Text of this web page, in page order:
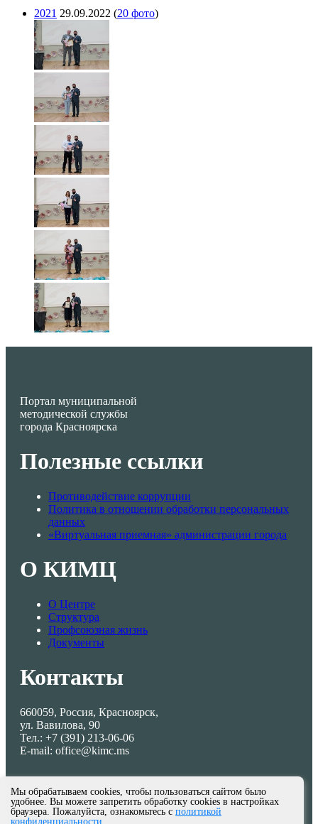
2021 29.09.2022 (20 фото)
Портал муниципальной
методической службы
города Красноярска
Полезные ссылки
Противодействие коррупции
Политика в отношении обработки персональных
данных
«Виртуальная приемная» администрации города
О КИМЦ
О Центре
Структура
Профсоюзная жизнь
Документы
Контакты
660059, Россия, Красноярск,
ул. Вавилова, 90
Тел.: +7 (391) 213-06-06
E-mail: office@kimc.ms
Мы обрабатываем cookies, чтобы пользоваться сайтом было
удобнее. Вы можете запретить обработку cookies в настройках
браузера. Пожалуйста, ознакомьтесь с политикой
конфиденциальности